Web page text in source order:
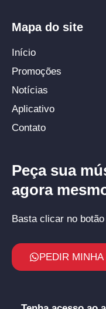
Mapa do site
Início
Promoções
Notícias
Aplicativo
Contato
Peça sua
agora
Basta clicar no
PEDIR